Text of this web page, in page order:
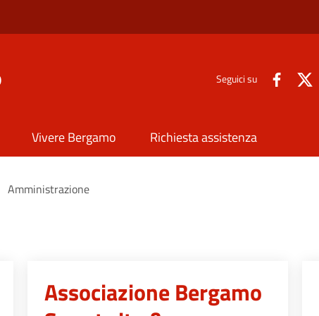
Seguici su
Vivere Bergamo Richiesta assistenza
Amministrazione
Associazione Bergamo